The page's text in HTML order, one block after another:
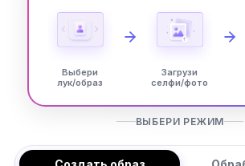
Выбери
лук/образ
Загрузи
селфи/фото
ВЫБЕРИ РЕЖИМ